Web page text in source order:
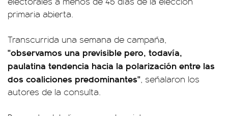
primaria abierta.
Transcurrida una semana de campaña,
"observamos una previsible pero, todavía,
paulatina tendencia hacia la polarización entre las
dos coaliciones predominantes", señalaron los
autores de la consulta.